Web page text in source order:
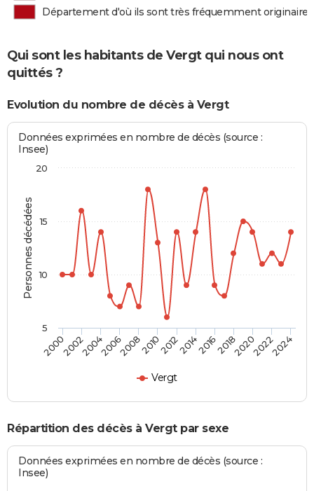
Département d'où ils sont très fréquemment originaires
Qui sont les habitants de Vergt qui nous ont
quittés ?
Evolution du nombre de décès à Vergt
Personnes décédées
Données exprimées en nombre de décès (source :
Insee)
Vergt
2000200220042006200820102012201420162018202020222024
5
10
15
20
Répartition des décès à Vergt par sexe
Données exprimées en nombre de décès (source :
Insee)